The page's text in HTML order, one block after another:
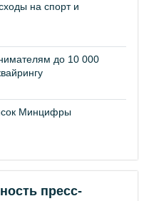
на спорт и
до 10 000
Минцифры
пресс-